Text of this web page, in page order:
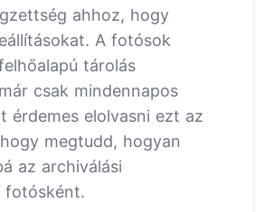
ahhoz, hogy
A fotósok
tárolás
csak mindennapos
érdemes elolvasni ezt az
megtudd, hogyan
az archiválási
fotósként.